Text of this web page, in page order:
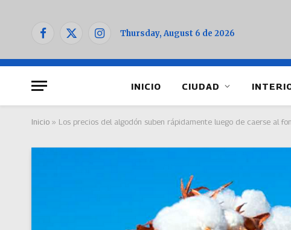
Facebook
X
InstagramThursday, August 6 de 2026
INICIO CIUDAD
Inicio » Los precios del algodón suben rápidamente luego de caerse al